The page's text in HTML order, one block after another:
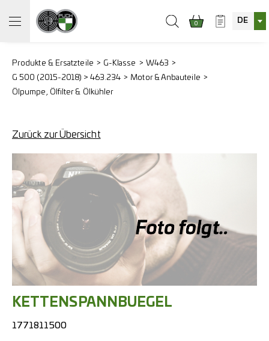
0 DE
Produkte & Ersatzteile G-Klasse
W463
G 500 (2015-2018) > 463.234
Motor & Anbauteile
Ölpumpe, Ölfilter & Ölkühler
Zurück zur Übersicht
KETTENSPANNBUEGEL
1771811500